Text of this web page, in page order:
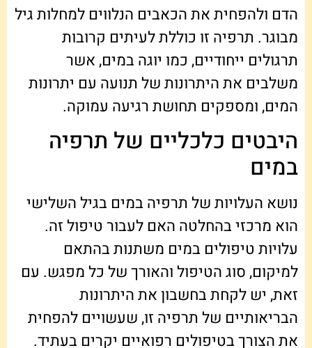
הדם ולהפחית את הכאבים הנלווים למחלות גיל
מבוגר. תרפיה זו כוללת לעיתים קרובות
תרגולים ייחודיים, כמו יוגה במים, אשר
משלבים את היתרונות של תנועה עם יתרונות
המים, ומספקים תחושת רגיעה עמוקה.
היבטים כלכליים של תרפיה
במים
נושא העלויות של תרפיה במים בגיל השלישי
הוא מרכזי בהחלטה האם לעבור טיפול זה.
עלויות טיפולים במים משתנות בהתאם
למיקום, סוג הטיפול והאורך של כל מפגש. עם
זאת, יש לקחת בחשבון את היתרונות
הבריאותיים של תרפיה זו, שעשויים להפחית
את הצורך בטיפולים רפואיים יקרים בעתיד.